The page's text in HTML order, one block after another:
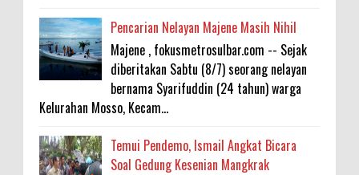
Pencarian Nelayan Majene Masih Nihil
Majene , fokusmetrosulbar.com -- Sejak
diberitakan Sabtu (8/7) seorang nelayan
bernama Syarifuddin (24 tahun) warga
Kelurahan Mosso, Kecam...
Temui Pendemo, Ismail Angkat Bicara
Soal Gedung Kesenian Mangkrak